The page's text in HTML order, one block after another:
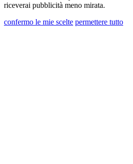
o di marketing da Ghidini
riceverai pubblicità meno mirata.
confermo le mie scelte permettere tutto